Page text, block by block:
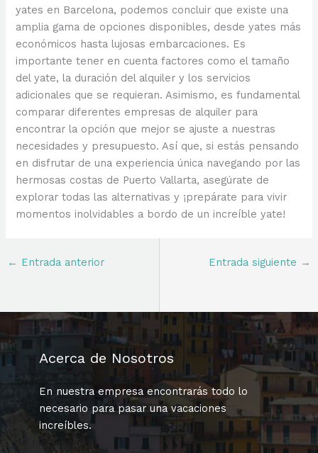
yates en Barcelona, podemos concluir que existe una
amplia gama de opciones disponibles, desde yates más
económicos hasta lujosas embarcaciones. Es
importante tener en cuenta factores como el tamaño
del yate, la duración del alquiler y los servicios
adicionales que se requieran. Asimismo, es fundamental
comparar diferentes empresas de alquiler para
encontrar la opción que mejor se ajuste a nuestras
necesidades y presupuesto. Así que, si estás pensando
en disfrutar de una experiencia única navegando por las
hermosas costas de Puerto Vallarta, asegúrate de
explorar todas las alternativas y ¡prepárate para vivir
momentos inolvidables a bordo de un increíble yate!
← Entrada anterior Entrada siguiente →
Acerca de Nosotros
En nuestra empresa encontrarás todo lo
necesario para pasar una vacaciones
increíbles.